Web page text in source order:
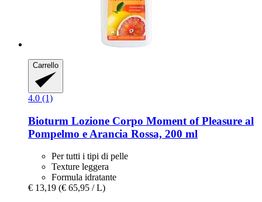
Carrello
4.0 (1)
Bioturm Lozione Corpo Moment of Pleasure al
Pompelmo e Arancia Rossa, 200 ml
Per tutti i tipi di pelle
Texture leggera
Formula idratante
€ 13,19 (€ 65,95 / L)